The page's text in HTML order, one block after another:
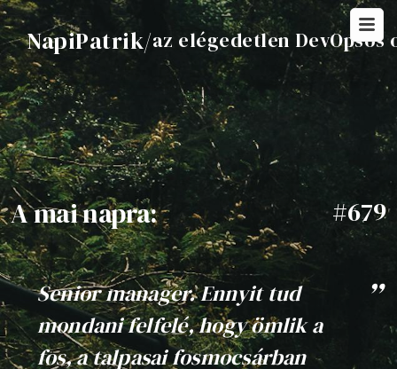
NapiPatrik/az elégedetlen DevOpsos
#679
A mai napra:
Senior manager. Ennyit tud
mondani felfelé, hogy ömlik a
fos, a talpasai fosmocsárban